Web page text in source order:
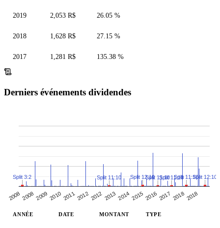
2019 2,053 R$ 26.05 %
2018 1,628 R$ 27.15 %
2017 1,281 R$ 135.38 %
Derniers événements dividendes
200820082009 2010 201120122012 20132014 2015 2016 2017 20182018
Split 3:2 Split 11:10 Split 12:10Split 11:10Split 11:10Split 11:10Split 12:10
ANNÉE DATE MONTANT TYPE